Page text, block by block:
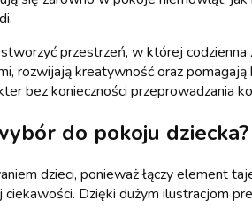
przestrzeń, w której
rozwijają kreatywność oraz
bez konieczności przeprowadzania
do pokoju dziecka?
dzieci, ponieważ łączy element
Dzięki dużym ilustracjom